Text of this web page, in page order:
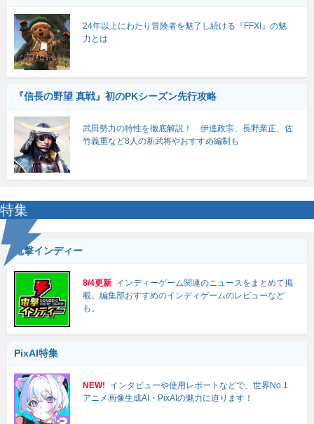
24年以上にわたり冒険者を魅了し続ける『FFXI』の魅
力とは
『信長の野望 真戦』初のPKシーズン先行攻略
武田勢力の特性を徹底解説！ 伊達政宗、長野業正、佐
竹義重など8人の新武将やおすすめ編制も
特集
電撃インディー
8/4更新 インディーゲーム関連のニュースをまとめて掲
載。編集部おすすめのインディゲームのレビューなど
も。
PixAI特集
NEW!
インタビューや使用レポートなどで、世界No.1
アニメ画像生成AI・PixAIの魅力に迫ります！